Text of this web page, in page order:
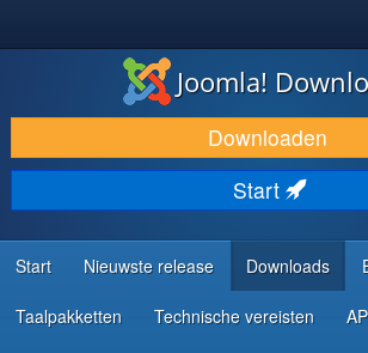
DOWNLOAD & BREID UIT
ONTDEK & LEER
COMMUNITY & ONDERSTEUNING
ONTWIKKELAARSBRONNEN
Joomla!
Downloaden
Start
Start Nieuwste release Downloads
Taalpakketten Technische vereisten